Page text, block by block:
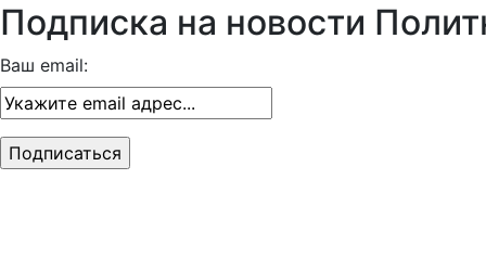
Подписка на новости
Ваш email: